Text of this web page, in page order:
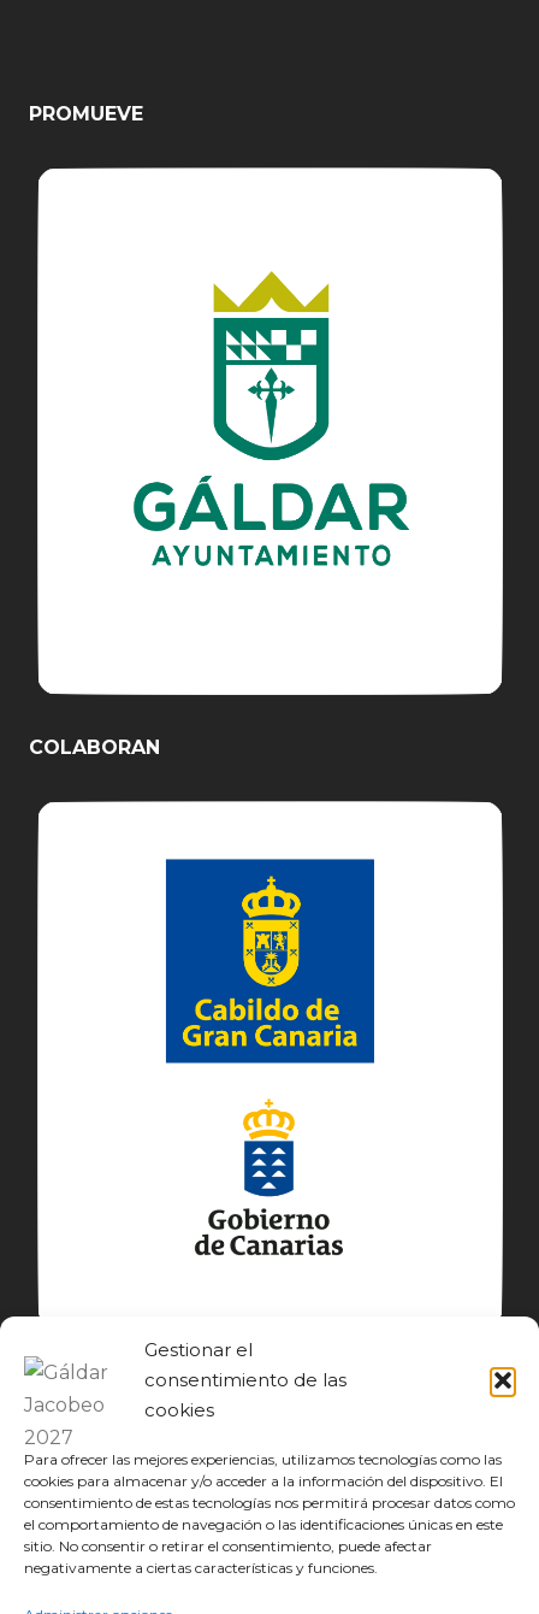
Gestionar el
consentimiento de las
cookies
Para ofrecer las mejores experiencias, utilizamos tecnologías como las
cookies para almacenar y/o acceder a la información del dispositivo. El
consentimiento de estas tecnologías nos permitirá procesar datos como
el comportamiento de navegación o las identificaciones únicas en este
sitio. No consentir o retirar el consentimiento, puede afectar
negativamente a ciertas características y funciones.
PROMUEVE
COLABORAN
© GÁLDAR JACOBEO 2027
CONOCE